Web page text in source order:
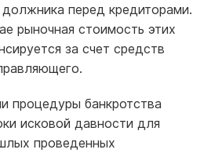
должника перед кредиторами.
рыночная стоимость этих
за счет средств
процедуры банкротства
исковой давности для
проведенных